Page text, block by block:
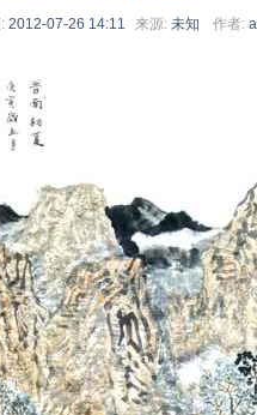
2012-07-26 14:11 来源: 未知 作者: